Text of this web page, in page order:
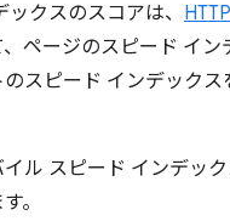
クスのスコアは、
、ページのスピード イン
スピード インデックス
ル スピード インデッ
。